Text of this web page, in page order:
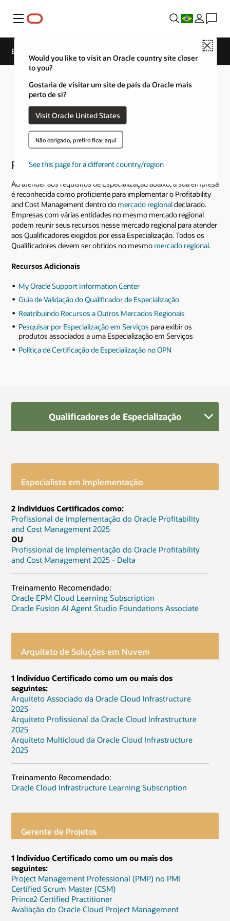
Menu
Close
Would you like to visit an Oracle country site closer
to you?
Gostaria de visitar um site de país da Oracle mais
perto de si?
Visit Oracle United States
Não obrigado, prefiro ficar aqui
See this page for a different country/region
Especialização em Cloud Service Track
Profitability and Cost Management
Ao atender aos requisitos de Especialização abaixo, a sua empresa
é reconhecida como proficiente para implementar o Profitability
and Cost Management dentro do mercado regionaldeclarado.
Empresas com várias entidades no mesmo mercado regional
podem reunir seus recursos nesse mercado regional para atender
aos Qualificadores exigidos por essa Especialização. Todos os
Qualificadores devem ser obtidos no mesmo mercado regional.
Recursos Adicionais
My Oracle Support Information Center
Guia de Validação do Qualificador de Especialização
Reatribuindo Recursos a Outros Mercados Regionais
Pesquisar por Especialização em Serviços para exibir os
produtos associados a uma Especialização em Serviços
Política de Certificação de Especialização no OPN
Qualificadores de Especialização
Especialista em Implementação
2 Indivíduos Certificados como:
Profissional de Implementação do Oracle Profitability
and Cost Management 2025
OU
Profissional de Implementação do Oracle Profitability
and Cost Management 2025 - Delta
Treinamento Recomendado:
Oracle EPM Cloud Learning Subscription
Oracle Fusion AI Agent Studio Foundations Associate
Arquiteto de Soluções em Nuvem
1 Indivíduo Certificado como um ou mais dos
seguintes:
Arquiteto Associado da Oracle Cloud Infrastructure
2025
Arquiteto Profissional da Oracle Cloud Infrastructure
2025
Arquiteto Multicloud da Oracle Cloud Infrastructure
2025
Treinamento Recomendado:
Oracle Cloud Infrastructure Learning Subscription
Gerente de Projetos
1 Indivíduo Certificado como um ou mais dos
seguintes:
Project Management Professional (PMP) no PMI
Certified Scrum Master (CSM)
Prince2 Certified Practitioner
Avaliação do Oracle Cloud Project Management